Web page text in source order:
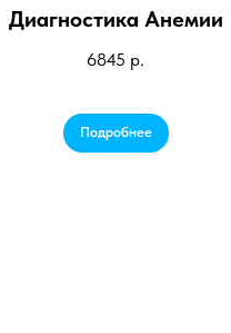
Диагностика Анемии
6845 р.
Подробнее